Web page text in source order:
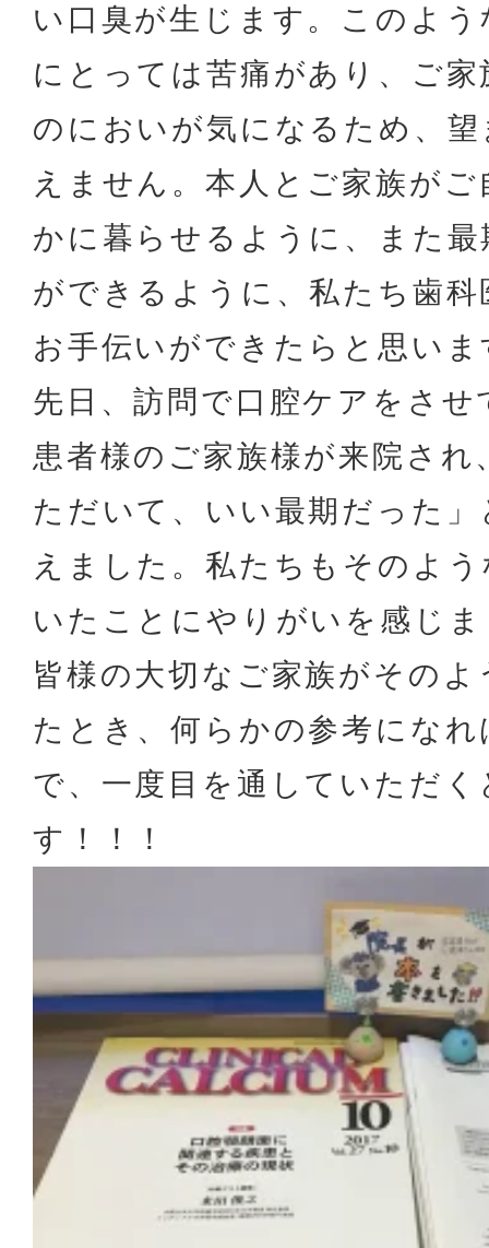
い口臭が生じます。このよ
にとっては苦痛があり、ご
のにおいが気になるため、
えません。本人とご家族が
かに暮らせるように、また
ができるように、私たち歯
お手伝いができたらと思いま
先日、訪問で口腔ケアをさ
患者様のご家族様が来院さ
ただいて、いい最期だった
えました。私たちもそのよ
いたことにやりがいを感じ
皆様の大切なご家族がその
たとき、何らかの参考にな
で、一度目を通していただ
す！！！